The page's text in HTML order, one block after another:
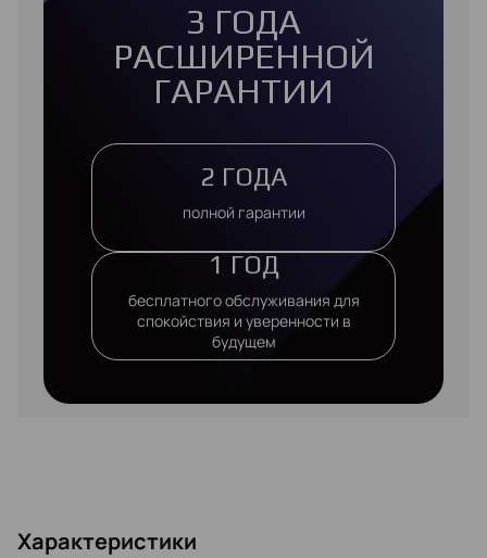
3 ГОДА
РАСШИРЕННОЙ
ГАРАНТИИ
2 ГОДА
полной гарантии
1 ГОД
бесплатного обслуживания для
спокойствия и уверенности в
будущем
Характеристики